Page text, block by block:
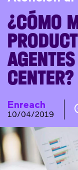
¿CÓMO
CENTER?
Enreach
10/04/2019